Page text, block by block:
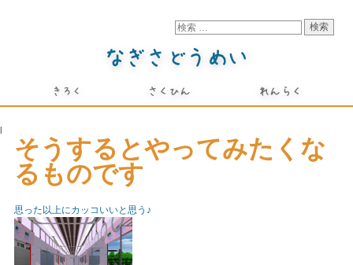
そうするとやってみたくな
るものです
思った以上にカッコいいと思う♪